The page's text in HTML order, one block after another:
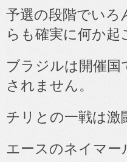
予選の段階でい
らも確実に何か起
ブラジルは開催国
されません。
チリとの一戦は激
エースのネイマー